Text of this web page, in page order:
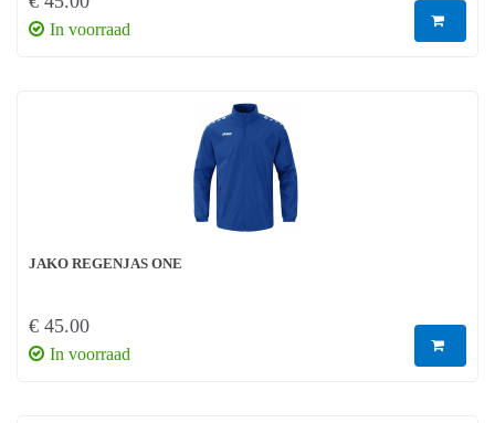
In voorraad
JAKO REGENJAS ONE
€ 45.00
In voorraad